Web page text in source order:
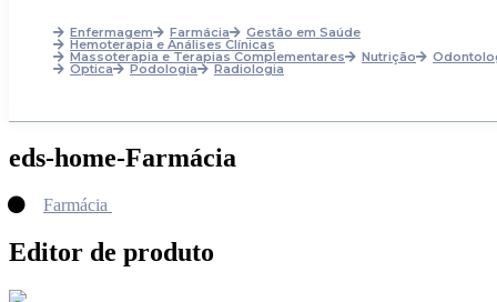
Enfermagem Farmácia Gestão em Saúde
Hemoterapia e Análises Clínicas
Massoterapia e Terapias Complementares Nutrição
Optica Podologia Radiologia
eds-home-Farmácia
Farmácia
Editor de produto